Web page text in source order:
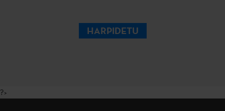
HARPIDETU
?>